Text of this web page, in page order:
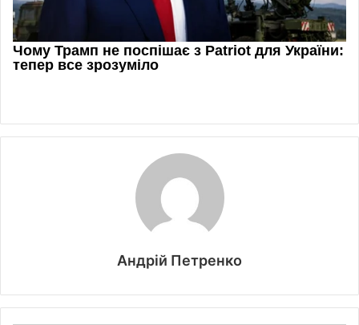
Андрій Петренко